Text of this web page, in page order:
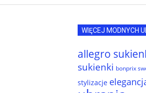
WIĘCEJ MODNYCH
allegro
sukienki bonprix
stylizacje